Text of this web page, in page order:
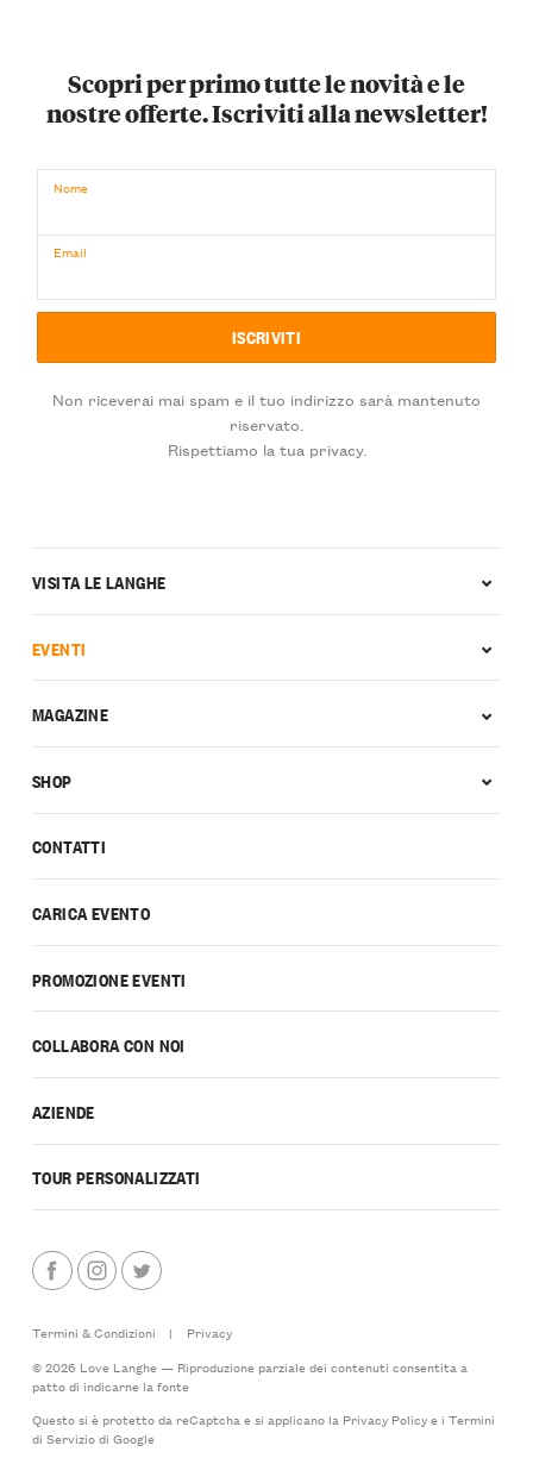
Scopri per primo tutte le novità e le
nostre offerte. Iscriviti alla newsletter!
Nome
Email
Non riceverai mai spam e il tuo indirizzo sarà mantenuto
riservato.
Rispettiamo la tua privacy.
CONTATTI
CARICA EVENTO
PROMOZIONE EVENTI
COLLABORA CON NOI
AZIENDE
TOUR PERSONALIZZATI
VISITA LE LANGHE
EVENTI
MAGAZINE
SHOP
Termini & Condizioni |
Privacy
© 2026 Love Langhe — Riproduzione parziale dei contenuti consentita a
patto di indicarne la fonte
Questo si è protetto da reCaptcha e si applicano la Privacy Policye i Termini
di Serviziodi Google